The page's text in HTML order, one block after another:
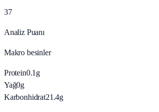
37
Analiz Puanı
Makro besinler
Protein0.1 g
Yağ0g
Karbonhidrat21.4g